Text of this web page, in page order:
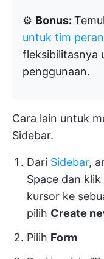
⚙️ Bonus:
untuk tim
fleksibilitasnya
penggunaan.
Cara lain untuk
Sidebar.
Dari Sidebar,
Space dan klik
kursor ke
pilih Create
Pilih Form